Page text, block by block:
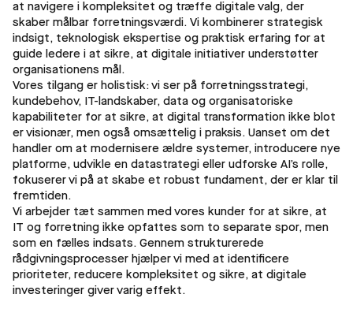
at navigere i kompleksitet og træffe digitale valg, der
skaber målbar forretningsværdi. Vi kombinerer strategisk
indsigt, teknologisk ekspertise og praktisk erfaring for at
guide ledere i at sikre, at digitale initiativer understøtter
organisationens mål.
Vores tilgang er holistisk: vi ser på forretningsstrategi,
kundebehov, IT-landskaber, data og organisatoriske
kapabiliteter for at sikre, at digital transformation ikke blot
er visionær, men også omsættelig i praksis. Uanset om det
handler om at modernisere ældre systemer, introducere nye
platforme, udvikle en datastrategi eller udforske AI’s rolle,
fokuserer vi på at skabe et robust fundament, der er klar til
fremtiden.
Vi arbejder tæt sammen med vores kunder for at sikre, at
IT og forretning ikke opfattes som to separate spor, men
som en fælles indsats. Gennem strukturerede
rådgivningsprocesser hjælper vi med at identificere
prioriteter, reducere kompleksitet og sikre, at digitale
investeringer giver varig effekt.